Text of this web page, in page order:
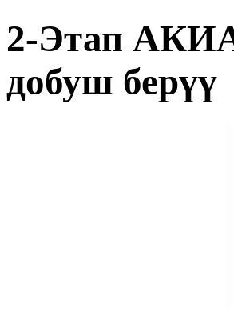
2-Этап АКИА
добуш берүү